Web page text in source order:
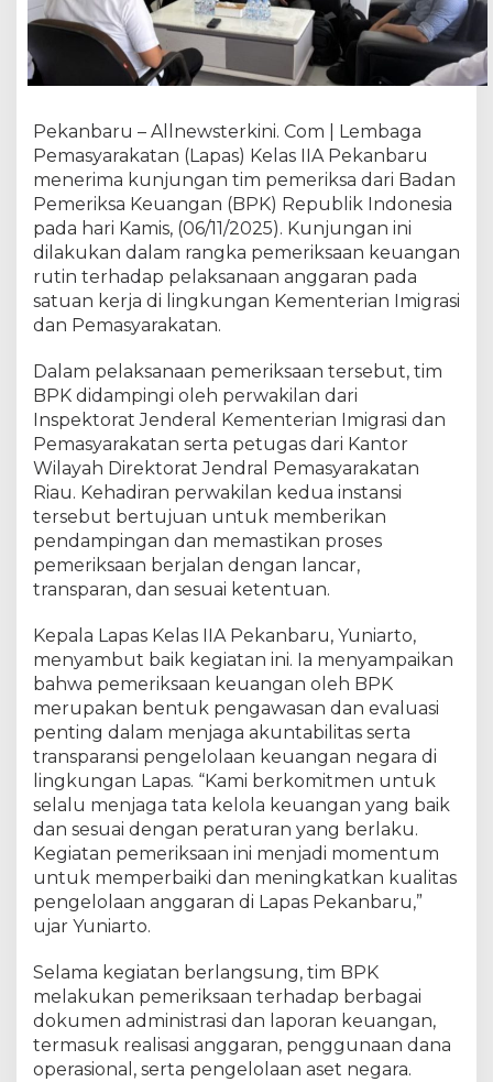
r
i
a
n
K
e
u
a
n
g
i
L
a
p
a
s
K
e
l
I
I
A
P
e
k
a
n
b
a
r
Pekanbaru – Allnewsterkini. Com | Lembaga
Pemasyarakatan (Lapas) Kelas IIA Pekanbaru
menerima kunjungan tim pemeriksa dari Badan
Pemeriksa Keuangan (BPK) Republik Indonesia
pada hari Kamis, (06/11/2025). Kunjungan ini
dilakukan dalam rangka pemeriksaan keuangan
rutin terhadap pelaksanaan anggaran pada
satuan kerja di lingkungan Kementerian Imigrasi
dan Pemasyarakatan.
Dalam pelaksanaan pemeriksaan tersebut, tim
BPK didampingi oleh perwakilan dari
Inspektorat Jenderal Kementerian Imigrasi dan
Pemasyarakatan serta petugas dari Kantor
Wilayah Direktorat Jendral Pemasyarakatan
Riau. Kehadiran perwakilan kedua instansi
tersebut bertujuan untuk memberikan
pendampingan dan memastikan proses
pemeriksaan berjalan dengan lancar,
transparan, dan sesuai ketentuan.
Kepala Lapas Kelas IIA Pekanbaru, Yuniarto,
menyambut baik kegiatan ini. Ia menyampaikan
bahwa pemeriksaan keuangan oleh BPK
merupakan bentuk pengawasan dan evaluasi
penting dalam menjaga akuntabilitas serta
transparansi pengelolaan keuangan negara di
lingkungan Lapas. “Kami berkomitmen untuk
selalu menjaga tata kelola keuangan yang baik
dan sesuai dengan peraturan yang berlaku.
Kegiatan pemeriksaan ini menjadi momentum
untuk memperbaiki dan meningkatkan kualitas
pengelolaan anggaran di Lapas Pekanbaru,”
ujar Yuniarto.
Selama kegiatan berlangsung, tim BPK
melakukan pemeriksaan terhadap berbagai
dokumen administrasi dan laporan keuangan,
termasuk realisasi anggaran, penggunaan dana
operasional, serta pengelolaan aset negara.